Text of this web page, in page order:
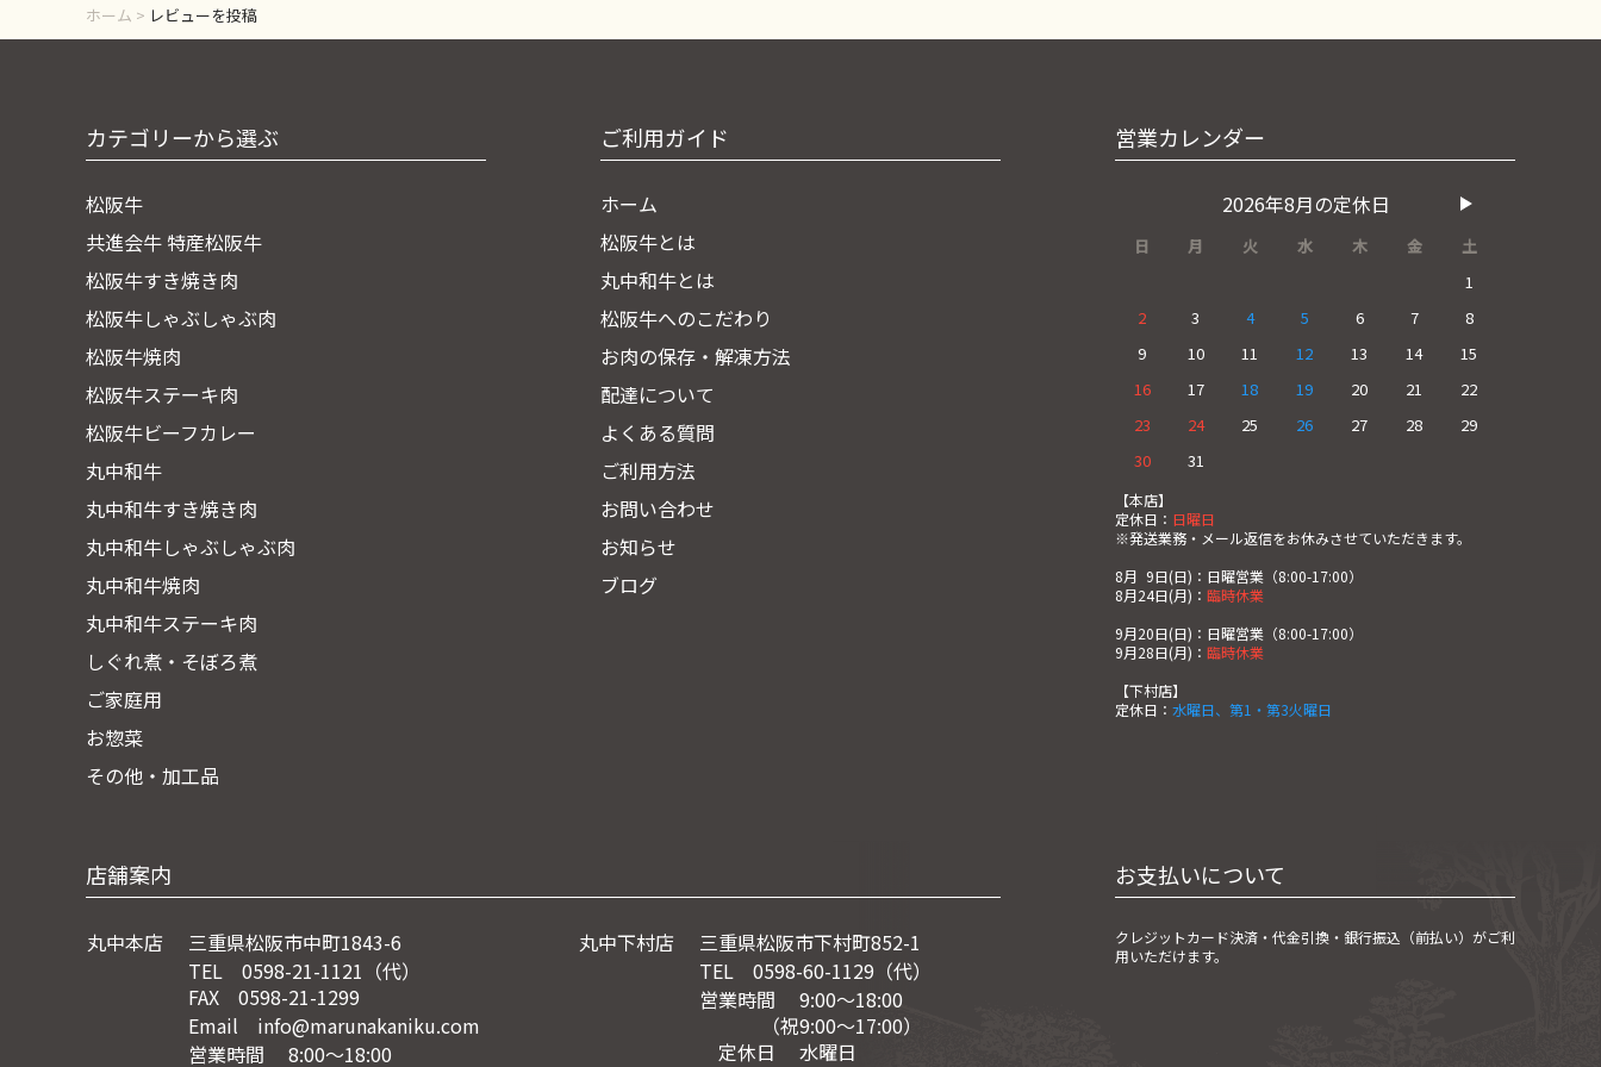
ホーム > レビューを投稿
カテゴリーから選ぶ
松阪牛
共進会牛 特産松阪牛
松阪牛すき焼き肉
松阪牛しゃぶしゃぶ肉
松阪牛焼肉
松阪牛ステーキ肉
松阪牛ビーフカレー
丸中和牛
丸中和牛すき焼き肉
丸中和牛しゃぶしゃぶ肉
丸中和牛焼肉
丸中和牛ステーキ肉
しぐれ煮・そぼろ煮
ご家庭用
お惣菜
その他・加工品
ご利用ガイド
ホーム
松阪牛とは
丸中和牛とは
松阪牛へのこだわり
お肉の保存・解凍方法
配達について
よくある質問
ご利用方法
お問い合わせ
お知らせ
ブログ
営業カレンダー
2026年8月の定休日
日 月 火 水 木 金
土
1
2
3 4 5 6 7
8
9
10 11 12 13 14
15
16
17 18 19 20 21
22
23
24 25 26 27 28
29
30
31
【本店】
定休日： 日曜日
※発送業務・メール返信をお休みさせていただきます。
8月 9日(日)：日曜営業（8:00-17:00）
8月24日(月)： 臨時休業
9月20日(日)：日曜営業（8:00-17:00）
9月28日(月)： 臨時休業
【下村店】
定休日： 水曜日、第1・第3火曜日
店舗案内
丸中本店
三重県松阪市中町1843-6
TEL 0598-21-1121（代）
FAX 0598-21-1299
Email info@marunakaniku.com
営業時間 8:00～18:00
丸中下村店
三重県松阪市下村町852-1
TEL 0598-60-1129（代）
営業時間 9:00～18:00
（祝9:00〜17:00）
定休日 水曜日
お支払いについて
クレジットカード決済・ 代金引換・銀行振込（前払い）がご利
用いただけます。